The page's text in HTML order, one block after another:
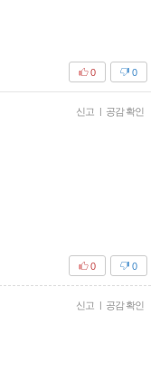
0
0
신고 공감 확인
0
0
신고 공감 확인